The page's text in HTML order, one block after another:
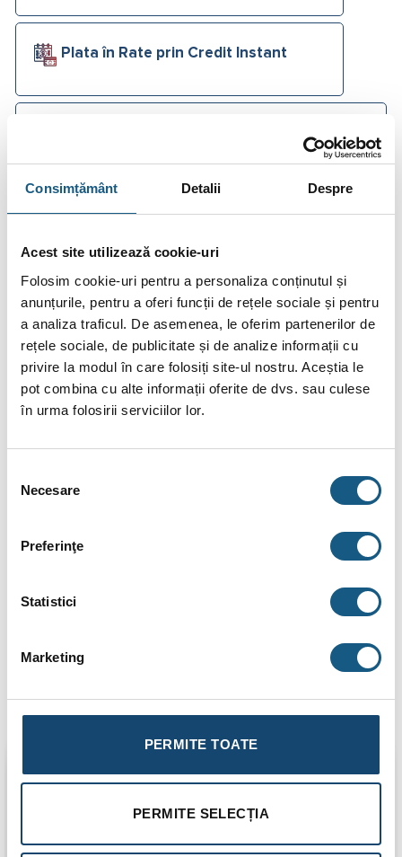
Consimțământ Detalii Despre
Acest site utilizează cookie-uri
Folosim cookie-uri pentru a personaliza conținutul și
anunțurile, pentru a oferi funcții de rețele sociale și pentru
a analiza traficul. De asemenea, le oferim partenerilor de
rețele sociale, de publicitate și de analize informații cu
privire la modul în care folosiți site-ul nostru. Aceștia le
pot combina cu alte informații oferite de dvs. sau culese
în urma folosirii serviciilor lor.
consimțământului
Necesare
Preferinţe
Statistici
Marketing
PERMITE TOATE
PERMITE SELECȚIA
Plata în Rate prin Credit Instant
conține accesorii neincluse în pachetele standard. De
asemenea, unele specificații pot fi modificate de către
producător fără preaviz sau pot conține erori de operare.
DESCRIERE
INFORMAȚII SUPLIMENTARE
BRAND
RECENZII (0)
Desceriere:
polimerizarea polipropilenei, caracterizat prin proprietati
temperatura ridicata, usurinta si rapiditate in procesul de
Produse similare